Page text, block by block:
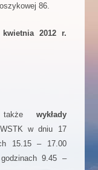
86.
2012 r.
także wykłady
w dniu 17
15.15 – 17.00
9.45 –